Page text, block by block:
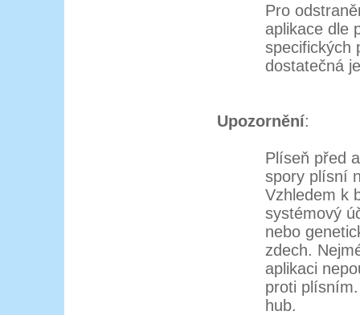
Pro
aplikace dle
specifických
dostatečná
Upozornění:
Plíseň před
spory plísní
Vzhledem k
systémový
nebo
zdech.
aplikaci
proti
hub.